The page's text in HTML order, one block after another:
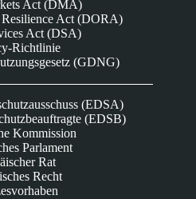
Act (DMA)
Act (DORA)
Act (DSA)
Richtlinie
(GDNG)
(EDSA)
(EDSB)
Kommission
Parlament
Rat
Recht